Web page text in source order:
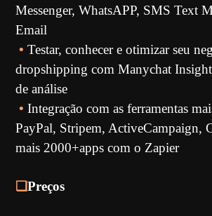
Messenger, WhatsAPP, SMS Text
Email
•Testar, conhecer e otimizar seu
dropshipping com Manychat
de análise
•Integração com as ferramentas
PayPal, Stripem, ActiveCampaign,
mais 2000+apps com o Zapier
❏Preços